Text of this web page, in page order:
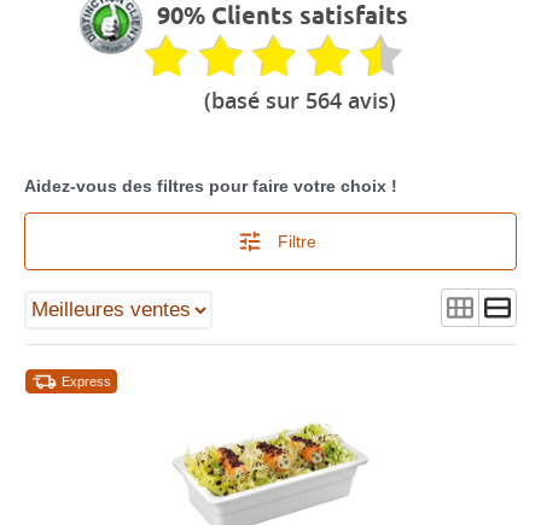
90% Clients satisfaits
(basé sur 564 avis)
Aidez-vous des filtres pour faire votre choix !
Filtre
Express